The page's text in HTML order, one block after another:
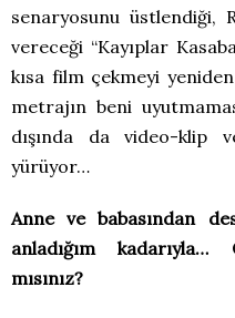
senaryosunu üstlendiği,
vereceği “Kayıplar
kısa film çekmeyi
metrajın beni
dışında da video-klip
yürüyor…
Anne ve babasından
anladığım kadarıyla…
mısınız?